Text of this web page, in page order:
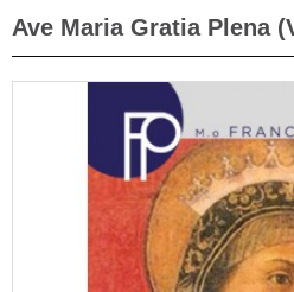
Ave Maria Gratia Plena